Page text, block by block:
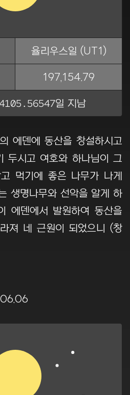
율리우스일 (UT1)
197,154.79
일 지남
에덴에 동산을 창설하시고
두시고 여호와 하나님이 그
먹기에 좋은 나무가 나게
생명나무와 선악을 알게 하
에덴에서 발원하여 동산을
져 네 근원이 되었으니 (창